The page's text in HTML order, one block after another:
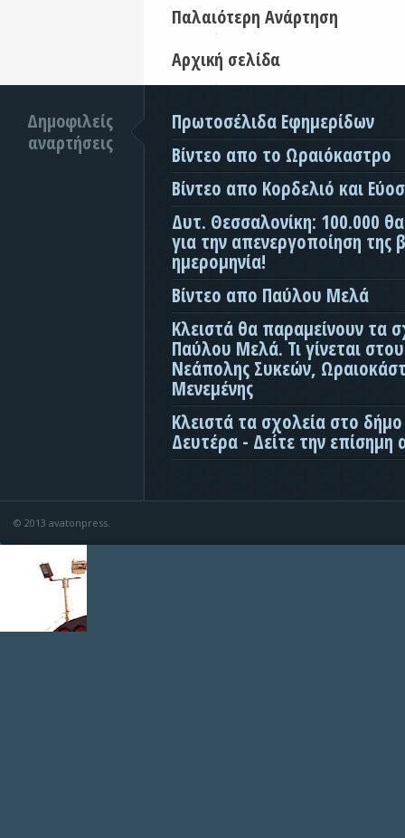
Παλαιότερη Ανάρτηση
Αρχική σελίδα
Δημοφιλείς
αναρτήσεις
Πρωτοσέλιδα Εφημερίδων
Βίντεο απο το Ωραιόκαστρο
Βίντεο απο Κορδελιό και
Δυτ. Θεσσαλονίκη: 100.000
για την απενεργοποίηση της
ημερομηνία!
Βίντεο απο Παύλου Μελά
Κλειστά θα παραμείνουν τα
Παύλου Μελά. Τι γίνεται
Νεάπολης Συκεών,
Μενεμένης
Κλειστά τα σχολεία στο
Δευτέρα - Δείτε την επίσημη
© 2013 avatonpress.